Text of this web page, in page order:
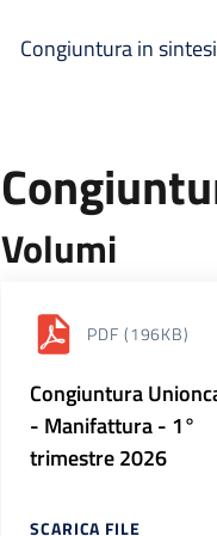
Congiuntura in sintesi
Volumi
PDF (196KB)
Congiuntura
- Manifattura - 1°
trimestre 2026
SCARICA FILE